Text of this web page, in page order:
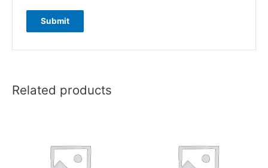
Related products